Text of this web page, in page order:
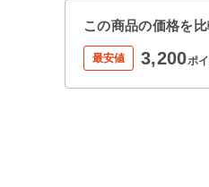
この商品の価格を
最安値 3,200ポ